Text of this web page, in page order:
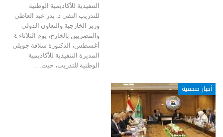
التنفيذية للأكاديمية الوطنية
للتدريب التقى د. بدر عبد العاطي
وزير الخارجية والتعاون الدولي
والمصريين بالخارج، يوم الثلاثاء ٤
أغسطس، الدكتورة سلافة جويلي
المديرة التنفيذية للأكاديمية
الوطنية للتدريب، حيث…
أخبار صحفية